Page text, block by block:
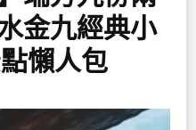
金九經典小
懶人包